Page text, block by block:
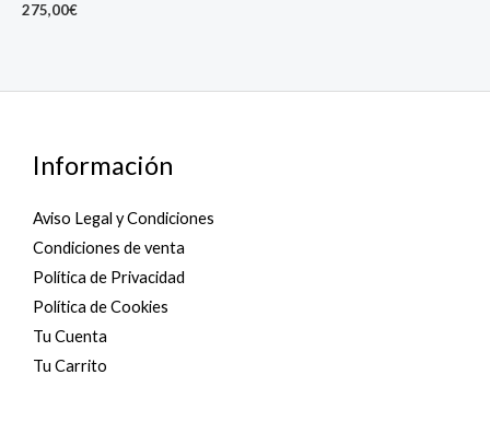
275,00€
Información
Aviso Legal y Condiciones
Condiciones de venta
Política de Privacidad
Política de Cookies
Tu Cuenta
Tu Carrito